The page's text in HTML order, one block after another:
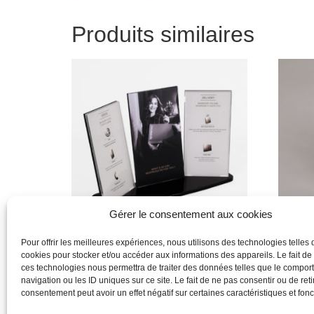
Gérer le consentement aux cookies
Pour offrir les meilleures expériences, nous utilisons des technologies telles
cookies pour stocker et/ou accéder aux informations des appareils. Le fait
ces technologies nous permettra de traiter des données telles que le
navigation ou les ID uniques sur ce site. Le fait de ne pas consentir ou de
consentement peut avoir un effet négatif sur certaines caractéristiques et
Produits similaires
Produit
Lire la suite
Produit
Lire la